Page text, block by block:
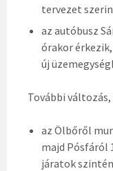
tervezet
az autóbusz
órakor
új
További változás,
az Ölbőről
majd Pósfáról
járatok